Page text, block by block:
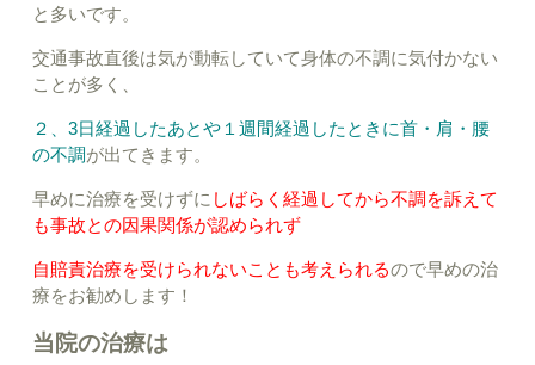
と多いです。
交通事故直後は気が動転していて身体の不調に気付かない
ことが多く、
２、3日経過したあとや１週間経過したときに首・肩・腰
の不調が出てきます。
早めに治療を受けずに しばらく経過してから不調を訴えて
も事故との因果関係が認められず
自賠責治療を受けられないことも考えられるので早めの治
療をお勧めします！
当院の治療は